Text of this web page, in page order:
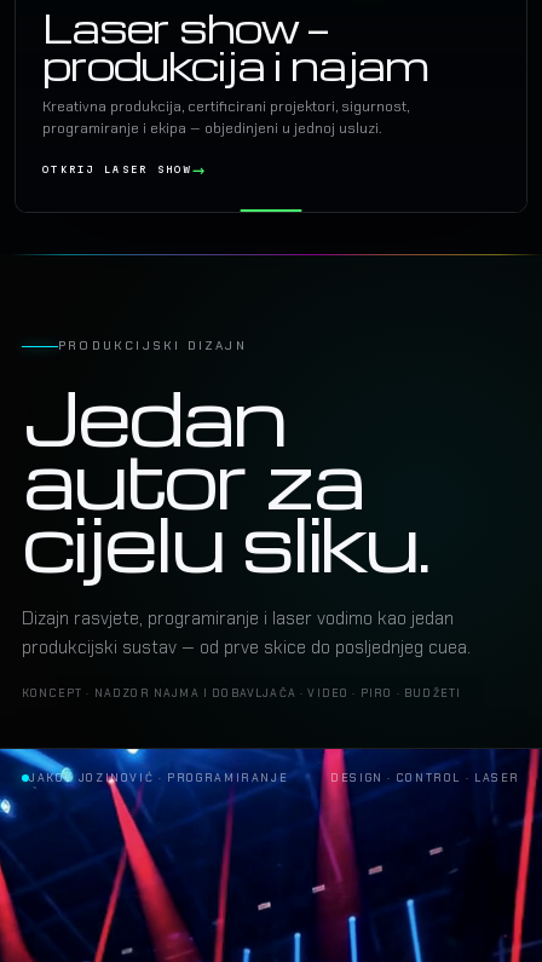
Laser show —
produkcija i najam
Kreativna produkcija, certificirani projektori, sigurnost,
programiranje i ekipa — objedinjeni u jednoj usluzi.
OTKRIJ LASER SHOW
PRODUKCIJSKI DIZAJN
Jedan
autor za
cijelu sliku.
Dizajn rasvjete, programiranje i laser vodimo kao jedan
produkcijski sustav — od prve skice do posljednjeg cuea.
KONCEPT · NADZOR NAJMA I DOBAVLJAČA · VIDEO · PIRO · BUDŽETI
ALEKSANDRA PRIJOVIĆ · LASER SHOW DESIGN · CONTROL · LASER